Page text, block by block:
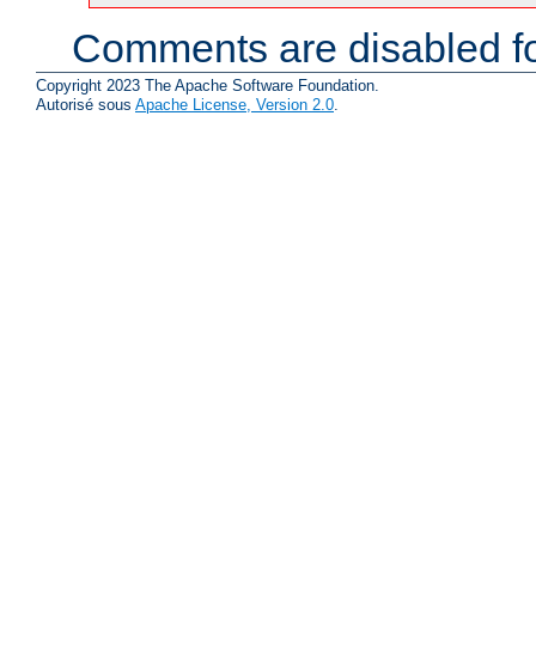
Comments are disabled
Copyright 2023 The Apache Software Foundation.
Autorisé sous Apache License, Version 2.0.